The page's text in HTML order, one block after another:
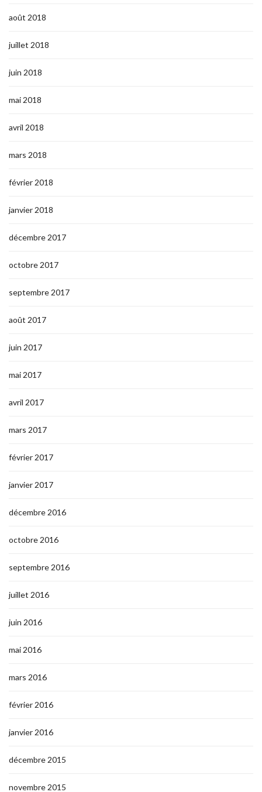
août 2018
juillet 2018
juin 2018
mai 2018
avril 2018
mars 2018
février 2018
janvier 2018
décembre 2017
octobre 2017
septembre 2017
août 2017
juin 2017
mai 2017
avril 2017
mars 2017
février 2017
janvier 2017
décembre 2016
octobre 2016
septembre 2016
juillet 2016
juin 2016
mai 2016
mars 2016
février 2016
janvier 2016
décembre 2015
novembre 2015